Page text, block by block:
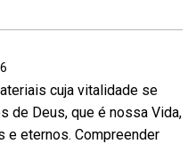
cuja vitalidade se
de Deus, que é nossa Vida,
eternos. Compreender